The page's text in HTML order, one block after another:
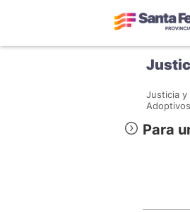
Justicia y
Para